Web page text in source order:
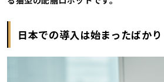
日本での導入は始まったばかり